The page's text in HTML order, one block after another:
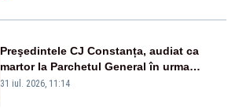
Preşedintele CJ Constanța, audiat ca
martor la Parchetul General în urma
percheziţiei la firma unde este acţionar
31 iul. 2026, 11:14